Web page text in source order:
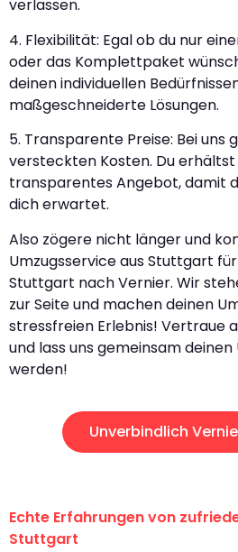
verlassen.
4. Flexibilität: Egal ob du nur
oder das Komplettpaket
deinen individuellen
maßgeschneiderte Lösungen.
5. Transparente Preise: Bei uns
versteckten Kosten. Du
transparentes Angebot, damit
dich erwartet.
Also zögere nicht länger und
Umzugsservice aus Stuttgart
Stuttgart nach Vernier. Wir
zur Seite und machen deinen
stressfreien Erlebnis! Vertraue
und lass uns gemeinsam deinen
werden!
Unverbindlich
Echte Erfahrungen von
Stuttgart